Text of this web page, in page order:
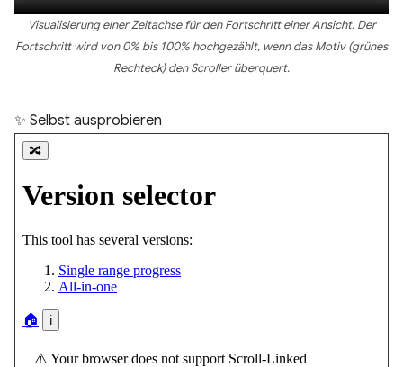
Visualisierung einer Zeitachse für den Fortschritt einer Ansicht. Der
Fortschritt wird von 0% bis 100% hochgezählt, wenn das Motiv (grünes
Rechteck) den Scroller überquert.
✨ Selbst ausprobieren